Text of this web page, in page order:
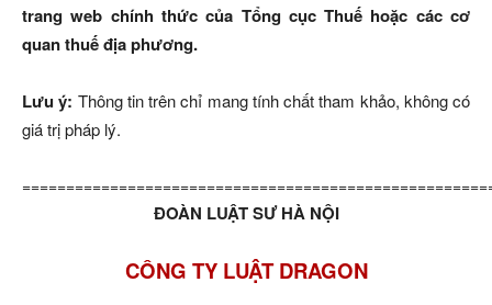
trang web chính thức của Tổng cục Thuế hoặc các cơ
quan thuế địa phương.
Lưu ý: Thông tin trên chỉ mang tính chất tham khảo, không có
giá trị pháp lý.
ĐOÀN LUẬT SƯ HÀ NỘI
CÔNG TY LUẬT DRAGON